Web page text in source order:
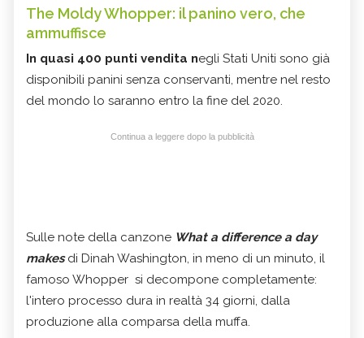
The Moldy Whopper: il panino vero, che
ammuffisce
In quasi 400 punti vendita negli Stati Uniti sono già
disponibili panini senza conservanti, mentre nel resto
del mondo lo saranno entro la fine del 2020.
Continua a leggere dopo la pubblicità
Sulle note della canzone What a difference a day
makes di Dinah Washington, in meno di un minuto, il
famoso Whopper si decompone completamente:
l'intero processo dura in realtà 34 giorni, dalla
produzione alla comparsa della muffa.